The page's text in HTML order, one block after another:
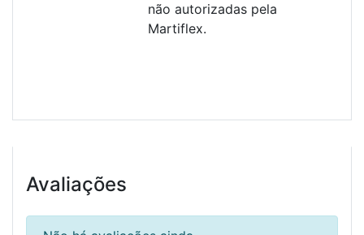
não autorizadas pela
Martiflex.
Avaliações